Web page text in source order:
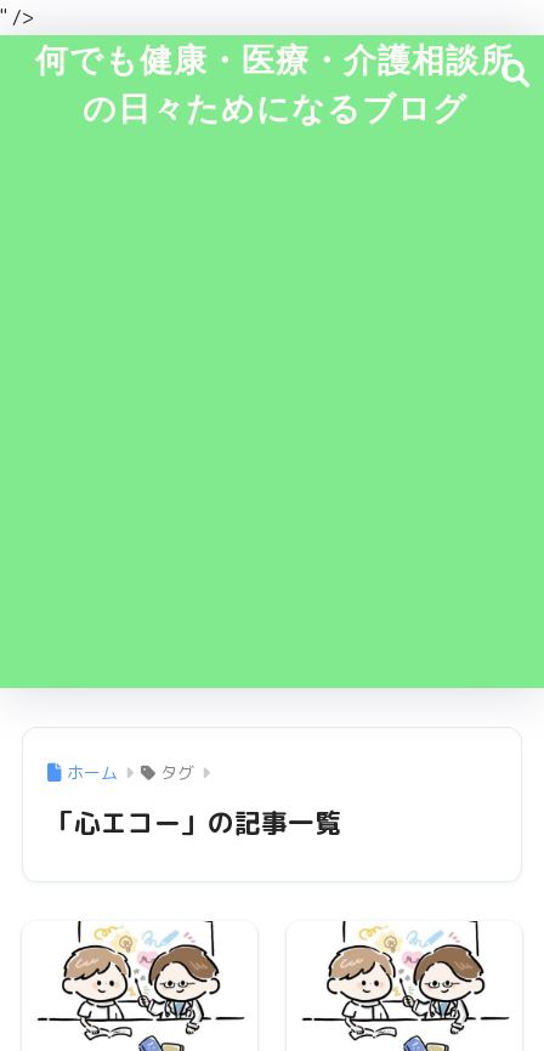
" />
何でも健康・医療・介護相談所
の日々ためになるブログ
ホーム タグ
「心エコー」の記事一覧